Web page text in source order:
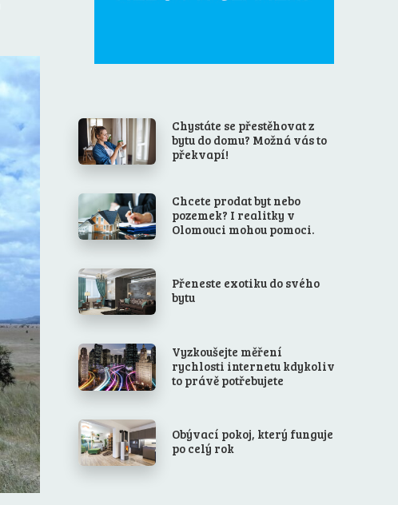
Chystáte se přestěhovat z
bytu do domu? Možná vás to
překvapí!
Chcete prodat byt nebo
pozemek? I realitky v
Olomouci mohou pomoci.
Přeneste exotiku do svého
bytu
Vyzkoušejte měření
rychlosti internetu kdykoliv
to právě potřebujete
Obývací pokoj, který funguje
po celý rok